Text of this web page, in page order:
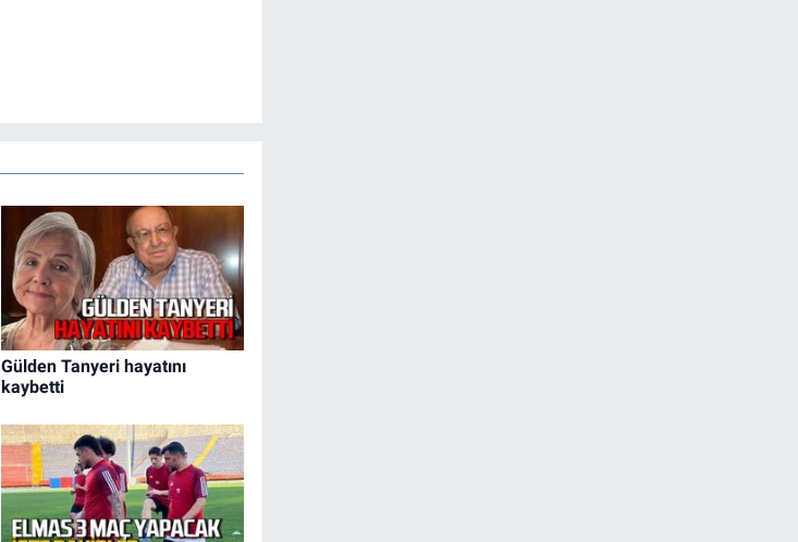
Gülden Tanyeri hayatını
kaybetti